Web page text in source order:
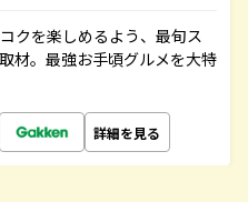
クを楽しめるよう、最旬ス
材。最強お手頃グルメを大特
詳細を見る